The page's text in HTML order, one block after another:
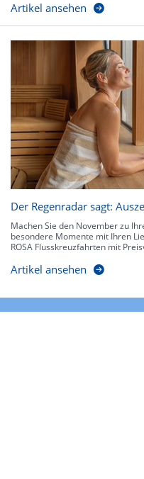
Artikel ansehen
Der Regenradar sagt:
Machen Sie den November zu
besondere Momente mit Ihren
ROSA Flusskreuzfahrten mit
Artikel ansehen